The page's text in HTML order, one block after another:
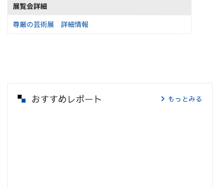
展覧会詳細
尊厳の芸術展 詳細情報
おすすめレポート もっとみる